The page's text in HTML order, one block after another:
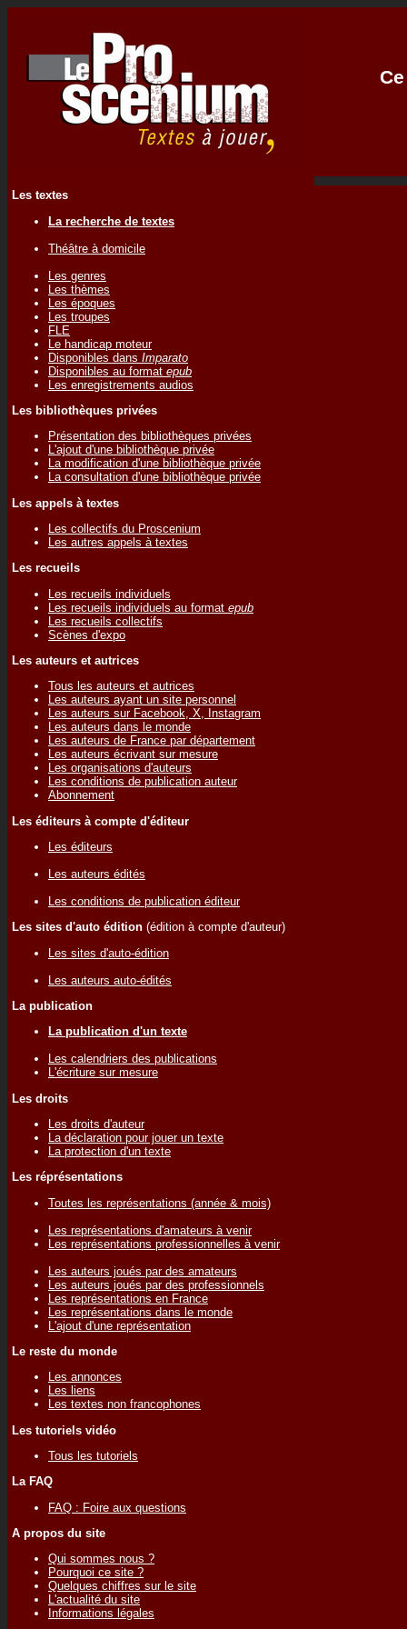
Les textes
La recherche de textes
Théâtre à domicile
Les genres
Les thèmes
Les époques
Les troupes
FLE
Le handicap moteur
Disponibles dans Imparato
Disponibles au format epub
Les enregistrements audios
Les bibliothèques privées
Présentation des bibliothèques privées
L'ajout d'une bibliothèque privée
La modification d'une bibliothèque privée
La consultation d'une bibliothèque privée
Les appels à textes
Les collectifs du Proscenium
Les autres appels à textes
Les recueils
Les recueils individuels
Les recueils individuels au format epub
Les recueils collectifs
Scènes d'expo
Les auteurs et autrices
Tous les auteurs et autrices
Les auteurs ayant un site personnel
Les auteurs sur Facebook, X, Instagram
Les auteurs dans le monde
Les auteurs de France par département
Les auteurs écrivant sur mesure
Les organisations d'auteurs
Les conditions de publication auteur
Abonnement
Les éditeurs à compte d'éditeur
Les éditeurs
Les auteurs édités
Les conditions de publication éditeur
Les sites d'auto édition (édition à compte d'auteur)
Les sites d'auto-édition
Les auteurs auto-édités
La publication
La publication d'un texte
Les calendriers des publications
L'écriture sur mesure
Les droits
Les droits d'auteur
La déclaration pour jouer un texte
La protection d'un texte
Les réprésentations
Toutes les représentations (année & mois)
Les représentations d'amateurs à venir
Les représentations professionnelles à venir
Les auteurs joués par des amateurs
Les auteurs joués par des professionnels
Les représentations en France
Les représentations dans le monde
L'ajout d'une représentation
Le reste du monde
Les annonces
Les liens
Les textes non francophones
Les tutoriels vidéo
Tous les tutoriels
La FAQ
FAQ : Foire aux questions
A propos du site
Qui sommes nous ?
Pourquoi ce site ?
Quelques chiffres sur le site
L'actualité du site
Informations légales